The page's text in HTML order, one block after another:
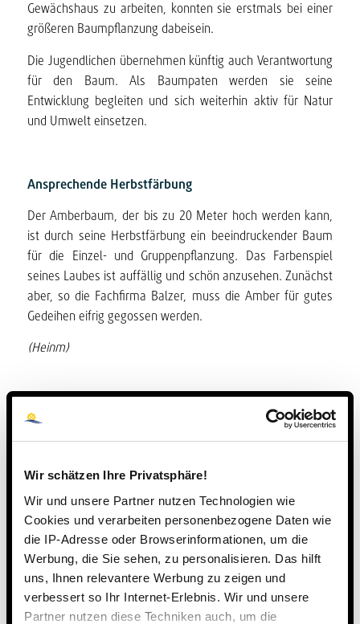
Wir schätzen Ihre Privatsphäre!
Wir und unsere Partner nutzen Technologien wie
Cookies und verarbeiten personenbezogene Daten wie
die IP-Adresse oder Browserinformationen, um die
Werbung, die Sie sehen, zu personalisieren. Das hilft
uns, Ihnen relevantere Werbung zu zeigen und
verbessert so Ihr Internet-Erlebnis. Wir und unsere
Partner nutzen diese Techniken auch, um die
Gewächshaus zu arbeiten, konnten sie erstmals bei einer
größeren Baumpflanzung dabeisein.
Die Jugendlichen übernehmen künftig auch Verantwortung
für den Baum. Als Baumpaten werden sie seine
Entwicklung begleiten und sich weiterhin aktiv für Natur
und Umwelt einsetzen.
Ansprechende Herbstfärbung
Der Amberbaum, der bis zu 20 Meter hoch werden kann,
ist durch seine Herbstfärbung ein beeindruckender Baum
für die Einzel- und Gruppenpflanzung. Das Farbenspiel
seines Laubes ist auffällig und schön anzusehen. Zunächst
aber, so die Fachfirma Balzer, muss die Amber für gutes
Gedeihen eifrig gegossen werden.
(Heinm)